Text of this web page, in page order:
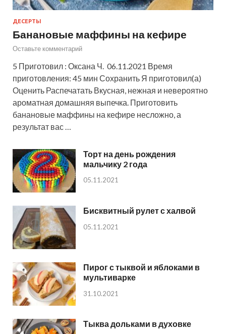
ДЕСЕРТЫ
Банановые маффины на кефире
Оставьте комментарий
5 Приготовил : Оксана Ч. 06.11.2021 Время
приготовления: 45 мин Сохранить Я приготовил(а)
Оценить Распечатать Вкусная, нежная и невероятно
ароматная домашняя выпечка. Приготовить
банановые маффины на кефире несложно, а
результат вас …
Торт на день рождения
мальчику 2 года
05.11.2021
Бисквитный рулет с халвой
05.11.2021
Пирог с тыквой и яблоками в
мультиварке
31.10.2021
Тыква дольками в духовке